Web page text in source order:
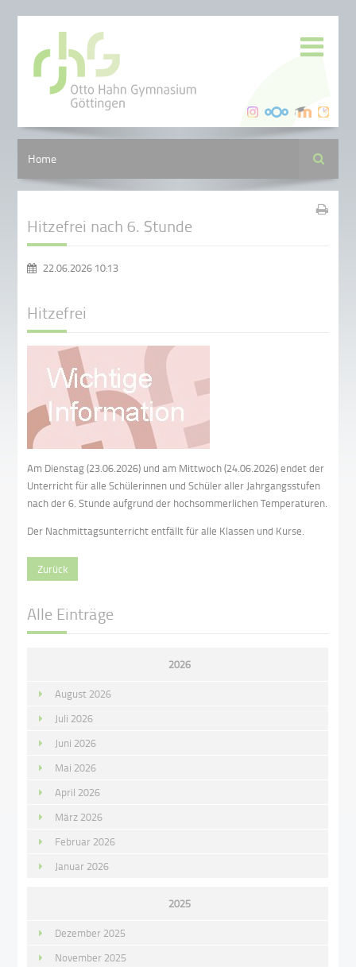
Home Suche
Hitzefrei nach 6. Stunde
22.06.2026 10:13
Hitzefrei
Am Dienstag (23.06.2026) und am Mittwoch (24.06.2026) endet der
Unterricht für alle Schülerinnen und Schüler aller Jahrgangsstufen
nach der 6. Stunde aufgrund der hochsommerlichen Temperaturen.
Der Nachmittagsunterricht entfällt für alle Klassen und Kurse.
Zurück
Alle Einträge
2026
August 2026
Juli 2026
Juni 2026
Mai 2026
April 2026
März 2026
Februar 2026
Januar 2026
2025
Dezember 2025
November 2025